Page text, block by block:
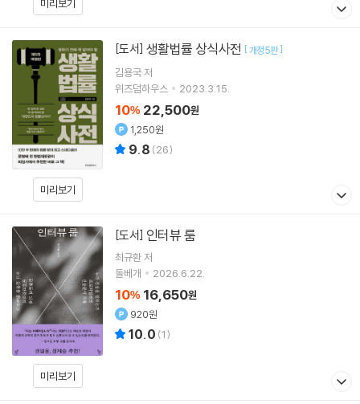
미리보기
미리보기
[도서] 생활법률 상식사전 [개정5판]
김용국저
위즈덤하우스
2023.3.15.
10% 22,500원
1,250원
9.8 (26)
미리보기
[도서] 인터뷰 룸
최규환저
돌베개
2026.6.22.
10% 16,650원
920원
10.0 (1)